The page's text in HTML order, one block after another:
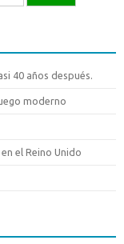
40 años después.
moderno
el Reino Unido